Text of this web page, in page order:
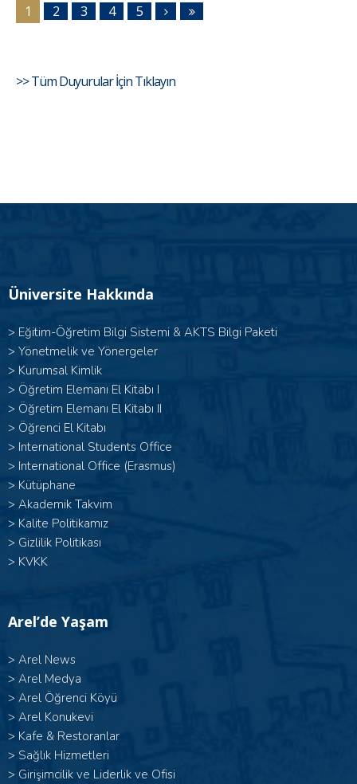
1 2 3 4 5
>> Tüm Duyurular İçin Tıklayın
Üniversite Hakkında
> Eğitim-Öğretim Bilgi Sistemi & AKTS Bilgi Paketi
> Yönetmelik ve Yönergeler
> Kurumsal Kimlik
> Öğretim Elemanı El Kitabı I
> Öğretim Elemanı El Kitabı II
> Öğrenci El Kitabı
> International Students Office
> International Office (Erasmus)
> Kütüphane
> Akademik Takvim
> Kalite Politikamız
> Gizlilik Politikası
> KVKK
Arel’de Yaşam
> Arel News
> Arel Medya
> Arel Öğrenci Köyü
> Arel Konukevi
> Kafe & Restoranlar
> Sağlık Hizmetleri
> Girişimcilik ve Liderlik ve Ofisi